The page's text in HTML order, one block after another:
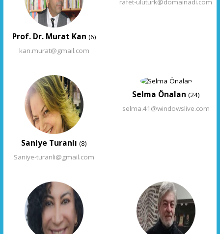
Prof. Dr. Murat Kan (6)
kan.murat@gmail.com
rafet-uluturk@domainadi.com
Saniye Turanlı(8)
Saniye-turanli@gmail.com
Selma Önalan (24)
selma.41@windowslive.com